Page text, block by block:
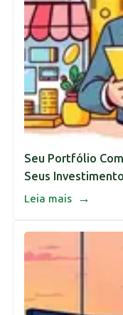
Seu Portfólio
Seus
Leia mais →